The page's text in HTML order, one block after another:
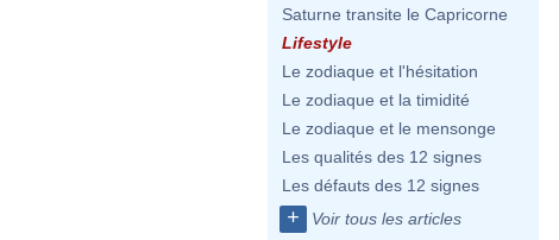
Saturne transite le Capricorne
Lifestyle
Le zodiaque et l'hésitation
Le zodiaque et la timidité
Le zodiaque et le mensonge
Les qualités des 12 signes
Les défauts des 12 signes
+ Voir tous les articles